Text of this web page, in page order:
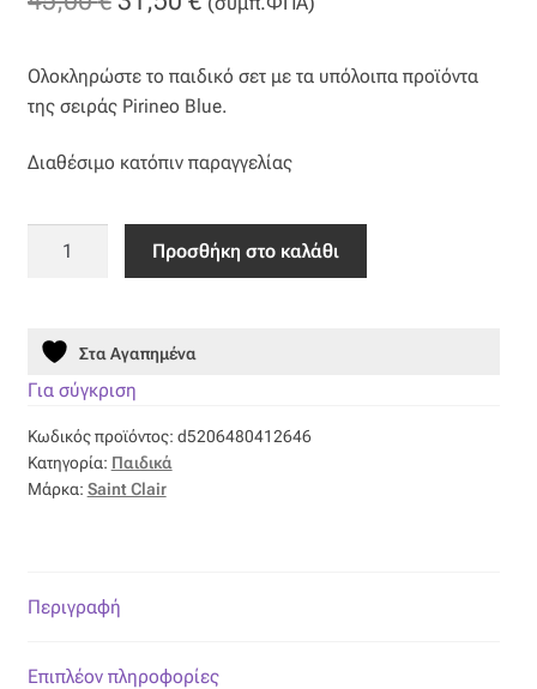
Βελούδο
Βελουτέ
Βουάλ
Γκρο
Δίχτυ
Ζακάρ
Καραβόπανο
was:
τιμή
31,50 €.
Ολοκληρώστε το παιδικό σετ με τα υπόλοιπα προϊόντα
της σειράς Pirineo Blue.
Διαθέσιμο κατόπιν παραγγελίας
Παπλωματοθήκη
Saint
Clair
Προσθήκη στο καλάθι
Στα Αγαπημένα
Για σύγκριση
Κωδικός προϊόντος: d5206480412646
Κατηγορία: Παιδικά
Μάρκα: Saint Clair
Περιγραφή
Επιπλέον πληροφορίες